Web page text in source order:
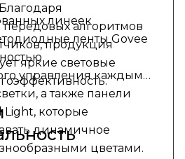
алгоритмов
продукция
яркие световые
линеек
ленты Govee
управления каждым
а также панели
Light, которые
динамичное
цветами.